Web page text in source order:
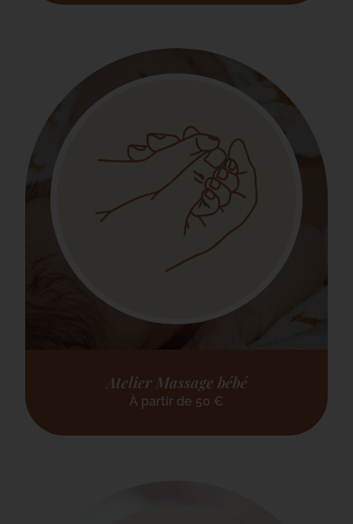
Atelier Massage bébé
À partir de 50 €